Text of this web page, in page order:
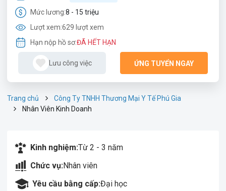
Mức lương:8 - 15 triệu
Lượt xem:629 lượt xem
Hạn nộp hồ sơ:ĐÃ HẾT HẠN
Lưu công việc ỨNG TUYỂN NGAY
Trang chủ
Công Ty TNHH Thương Mại Y Tế Phú Gia
Nhân Viên Kinh Doanh
Kinh nghiệm:Từ 2 - 3 năm
Chức vụ:Nhân viên
Yêu cầu bằng cấp:Đại học